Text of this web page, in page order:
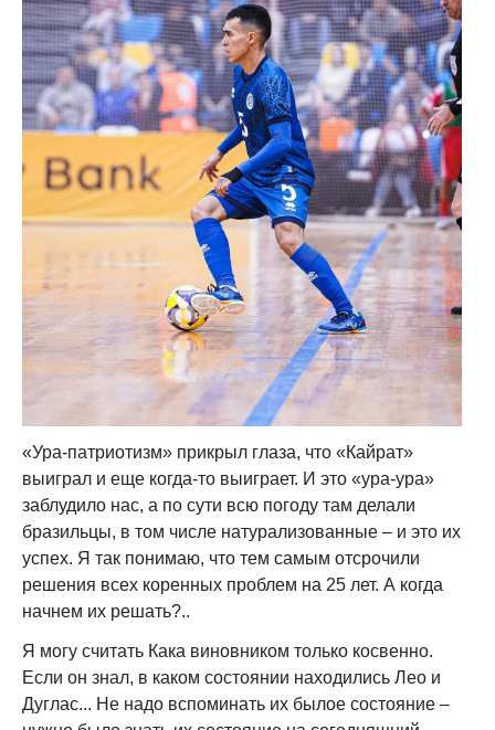
«Ура-патриотизм» прикрыл глаза, что «Кайрат»
выиграл и еще когда-то выиграет. И это «ура-ура»
заблудило нас, а по сути всю погоду там делали
бразильцы, в том числе натурализованные – и это их
успех. Я так понимаю, что тем самым отсрочили
решения всех коренных проблем на 25 лет. А когда
начнем их решать?..
Я могу считать Кака виновником только косвенно.
Если он знал, в каком состоянии находились Лео и
Дуглас... Не надо вспоминать их былое состояние –